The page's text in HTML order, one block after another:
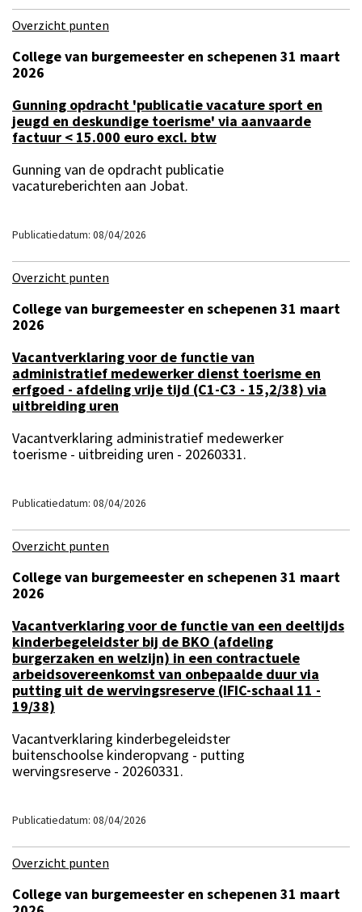
Overzicht punten
College van burgemeester en schepenen 31 maart
2026
Gunning opdracht 'publicatie vacature sport en
jeugd en deskundige toerisme' via aanvaarde
factuur < 15.000 euro excl. btw
Gunning van de opdracht publicatie
vacatureberichten aan Jobat.
Publicatiedatum: 08/04/2026
Overzicht punten
College van burgemeester en schepenen 31 maart
2026
Vacantverklaring voor de functie van
administratief medewerker dienst toerisme en
erfgoed - afdeling vrije tijd (C1-C3 - 15,2/38) via
uitbreiding uren
Vacantverklaring administratief medewerker
toerisme - uitbreiding uren - 20260331.
Publicatiedatum: 08/04/2026
Overzicht punten
College van burgemeester en schepenen 31 maart
2026
Vacantverklaring voor de functie van een deeltijds
kinderbegeleidster bij de BKO (afdeling
burgerzaken en welzijn) in een contractuele
arbeidsovereenkomst van onbepaalde duur via
putting uit de wervingsreserve (IFIC-schaal 11 -
19/38)
Vacantverklaring kinderbegeleidster
buitenschoolse kinderopvang - putting
wervingsreserve - 20260331.
Publicatiedatum: 08/04/2026
Overzicht punten
College van burgemeester en schepenen 31 maart